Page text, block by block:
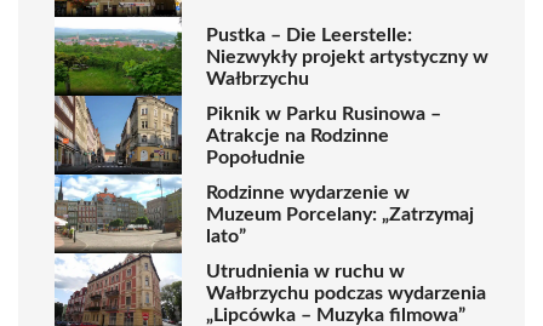
Pustka – Die Leerstelle:
Niezwykły projekt artystyczny w
Wałbrzychu
Piknik w Parku Rusinowa –
Atrakcje na Rodzinne
Popołudnie
Rodzinne wydarzenie w
Muzeum Porcelany: „Zatrzymaj
lato”
Utrudnienia w ruchu w
Wałbrzychu podczas wydarzenia
„Lipcówka – Muzyka filmowa”